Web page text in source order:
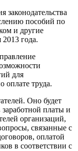
пособий по
и другие
года.
для
оплате труда.
Оно будет
заработной платы и
организаций,
связанные с
оплатой
в соответствии с